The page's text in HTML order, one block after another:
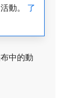
動。 了
中的動